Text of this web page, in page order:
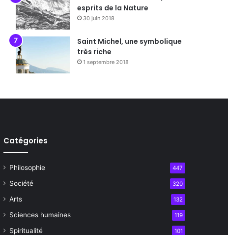
esprits de la Nature
30 juin 2018
Saint Michel, une symbolique
très riche
1 septembre 2018
Catégories
Philosophie 447
Société 320
Arts 132
Sciences humaines 119
Spiritualité 101